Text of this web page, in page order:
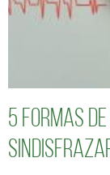
5 formas